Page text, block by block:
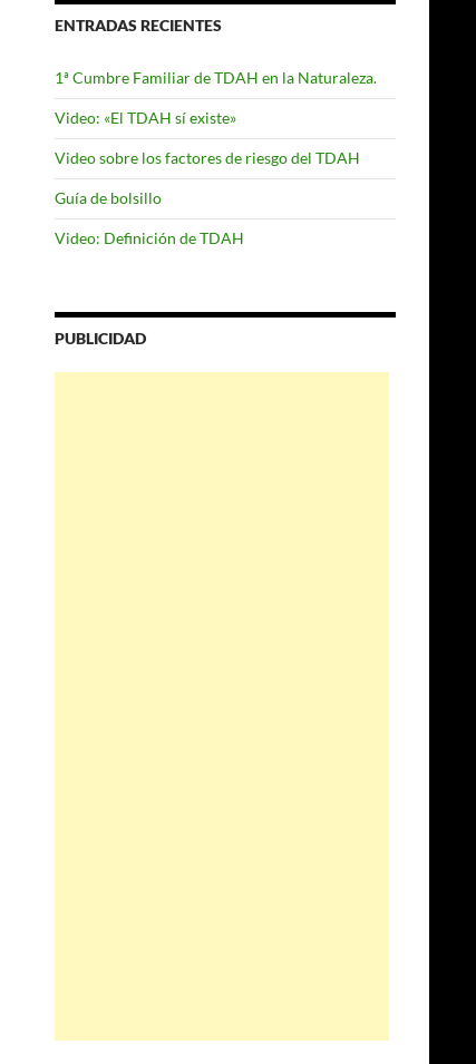
ENTRADAS RECIENTES
1ª Cumbre Familiar de TDAH en la Naturaleza.
Video: «El TDAH sí existe»
Video sobre los factores de riesgo del TDAH
Guía de bolsillo
Video: Definición de TDAH
PUBLICIDAD